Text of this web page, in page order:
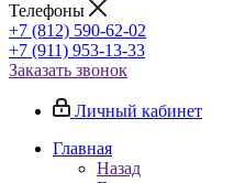
Телефоны
+7 (812) 590-62-02
+7 (911) 953-13-33
Заказать звонок
Личный кабинет
Главная
Назад